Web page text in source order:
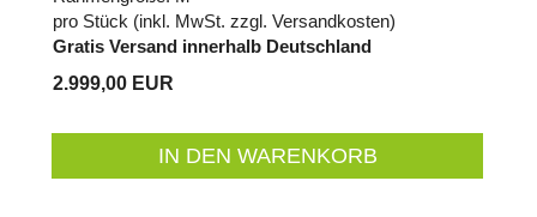
pro Stück (inkl. MwSt. zzgl. Versandkosten)
Gratis Versand innerhalb Deutschland
2.999,00 EUR
IN DEN WARENKORB